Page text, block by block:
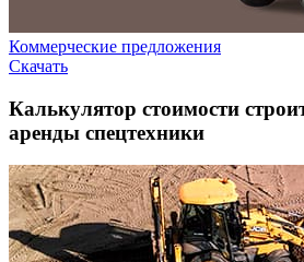
Коммерческие предложения
Скачать
Калькулятор стоимости
аренды спецтехники